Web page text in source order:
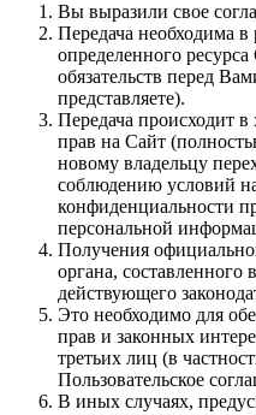
Вы выразили свое
Передача необходима
определенного
обязательств перед
представляете).
Передача происходит
прав на Сайт
новому владельцу
соблюдению условий
конфиденциальности
персональной
Получения
органа, составленного
действующего
Это необходимо для
прав и законных
третьих лиц (в
Пользовательское
В иных случаях,